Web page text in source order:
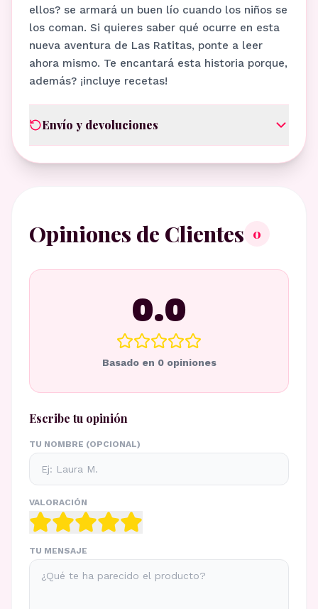
ellos? se armará un buen lío cuando los niños se
los coman. Si quieres saber qué ocurre en esta
nueva aventura de Las Ratitas, ponte a leer
ahora mismo. Te encantará esta historia porque,
además? ¡incluye recetas!
Envío y devoluciones
Opiniones de Clientes 0
0.0
Basado en 0opiniones
Escribe tu opinión
TU NOMBRE (OPCIONAL)
VALORACIÓN
TU MENSAJE